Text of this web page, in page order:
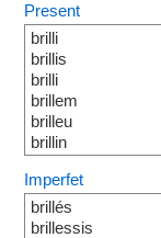
Present
brilli
brillis
brilli
brillem
brilleu
brillin
Imperfet
brillés
brillessis